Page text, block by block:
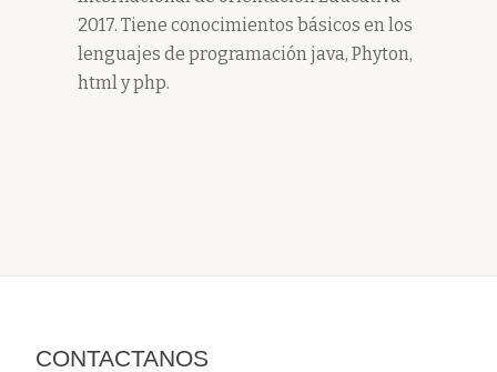
2017. Tiene conocimientos básicos en los
lenguajes de programación java, Phyton,
html y php.
CONTACTANOS